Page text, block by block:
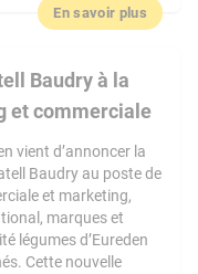
En savoir plus
Baudry à la
et commerciale
vient d’annoncer la
Baudry au poste de
et marketing,
marques et
légumes d’Eureden
Cette nouvelle